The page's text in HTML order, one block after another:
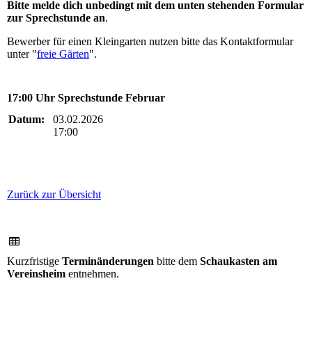
Bitte melde dich unbedingt mit dem unten stehenden Formular
zur Sprechstunde an.
Bewerber für einen Kleingarten nutzen bitte das Kontaktformular
unter "freie Gärten".
17:00 Uhr Sprechstunde Februar
Datum:
03.02.2026
17:00
Zurück zur Übersicht
Kurzfristige Terminänderungen bitte dem Schaukasten am
Vereinsheim entnehmen.